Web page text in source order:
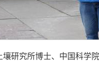
研究所博士、中国科学